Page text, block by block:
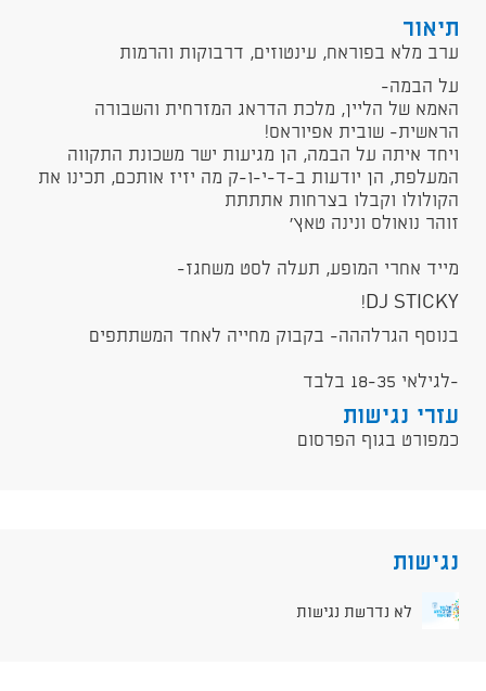
תיאור
ערב מלא בפוראח, עינטוזים, דרבוקות והרמות
על הבמה-
האמא של הליין, מלכת הדראג המזרחית והשבורה
הראשית- שובית אפיוראס!
ויחד איתה על הבמה, הן מגיעות ישר משכונת התקווה
המעלפת, הן יודעות ב-ד-י-ו-ק מה יזיז אותכם, תכינו את
הקולולו וקבלו בצרחות אתתתת
זוהר נואולס ונינה טאץ'
מייד אחרי המופע, תעלה לסט משחגז-
DJ STICKY!
בנוסף הגרלההה- בקבוק מחייה לאחד המשתתפים
-לגילאי 18-35 בלבד
עזרי נגישות
כמפורט בגוף הפרסום
נגישות
לא נדרשת נגישות